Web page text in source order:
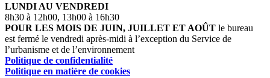
LUNDI AU VENDREDI
8h30 à 12h00, 13h00 à 16h30
POUR LES MOIS DE JUIN, JUILLET ET AOÛT le bureau
est fermé le vendredi après-midi à l’exception du Service de
l’urbanisme et de l’environnement
Politique de confidentialité
Politique en matière de cookies